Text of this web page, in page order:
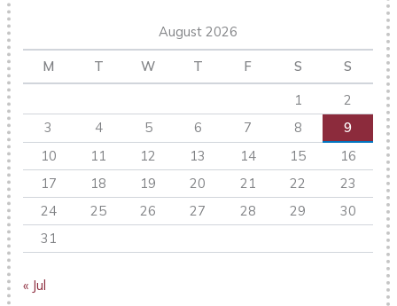
August 2026
M T W T F S
S
1
2
3
4 5 6 7 8
9
10
11 12 13 14 15
16
17
18 19 20 21 22
23
24
25 26 27 28 29
30
31
« Jul